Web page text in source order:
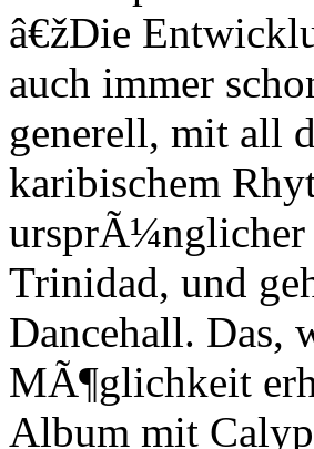
â€žDie
auch immer
generell, mit all
karibischem
ursprÃ¼nglicher
Trinidad, und
Dancehall. Das,
MÃ¶glichkeit
Album mit